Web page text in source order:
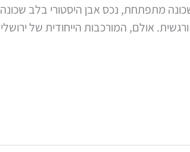
מתפתחת, נכס אבן היסטורי בלב שכונה
אולם, המורכבות הייחודית של